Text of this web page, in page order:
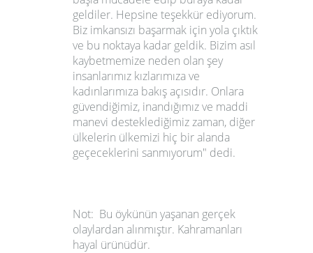
geldiler. Hepsine teşekkür ediyorum.
Biz imkansızı başarmak için yola çıktık
ve bu noktaya kadar geldik. Bizim asıl
kaybetmemize neden olan şey
insanlarımız kızlarımıza ve
kadınlarımıza bakış açısıdır. Onlara
güvendiğimiz, inandığımız ve maddi
manevi desteklediğimiz zaman, diğer
ülkelerin ülkemizi hiç bir alanda
geçeceklerini sanmıyorum" dedi.
Not: Bu öykünün yaşanan gerçek
olaylardan alınmıştır. Kahramanları
hayal ürünüdür.